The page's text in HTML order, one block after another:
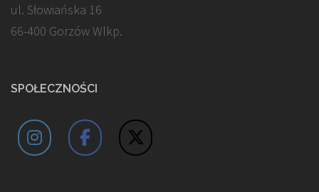
ul. Słowiańska 16
66-400 Gorzów Wlkp.
SPOŁECZNOŚCI